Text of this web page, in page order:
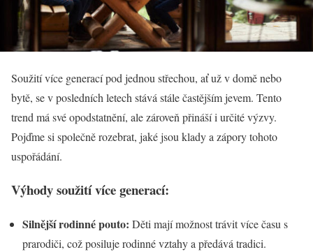
Soužití více generací pod jednou střechou, ať už v domě nebo
bytě, se v posledních letech stává stále častějším jevem. Tento
trend má své opodstatnění, ale zároveň přináší i určité výzvy.
Pojďme si společně rozebrat, jaké jsou klady a zápory tohoto
uspořádání.
Výhody soužití více generací:
Silnější rodinné pouto: Děti mají možnost trávit více času s
prarodiči, což posiluje rodinné vztahy a předává tradici.